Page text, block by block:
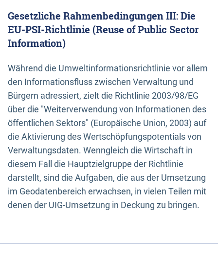
Gesetzliche Rahmenbedingungen III: Die
EU-PSI-Richtlinie (Reuse of Public Sector
Information)
Während die Umweltinformationsrichtlinie vor allem
den Informationsfluss zwischen Verwaltung und
Bürgern adressiert, zielt die Richtlinie 2003/98/EG
über die "Weiterverwendung von Informationen des
öffentlichen Sektors" (Europäische Union, 2003) auf
die Aktivierung des Wertschöpfungspotentials von
Verwaltungsdaten. Wenngleich die Wirtschaft in
diesem Fall die Hauptzielgruppe der Richtlinie
darstellt, sind die Aufgaben, die aus der Umsetzung
im Geodatenbereich erwachsen, in vielen Teilen mit
denen der UIG-Umsetzung in Deckung zu bringen.